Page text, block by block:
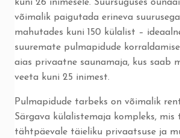
kuni 26 inimesele. Suursuguses
võimalik paigutada erineva
mahutades kuni 150 külalist –
suuremate pulmapidude
aias privaatne saunamaja, kus saab
veeta kuni 25 inimest.
Pulmapidude tarbeks on võimalik
Särgava külalistemaja kompleks, mis
tähtpäevale täieliku privaatsuse ja